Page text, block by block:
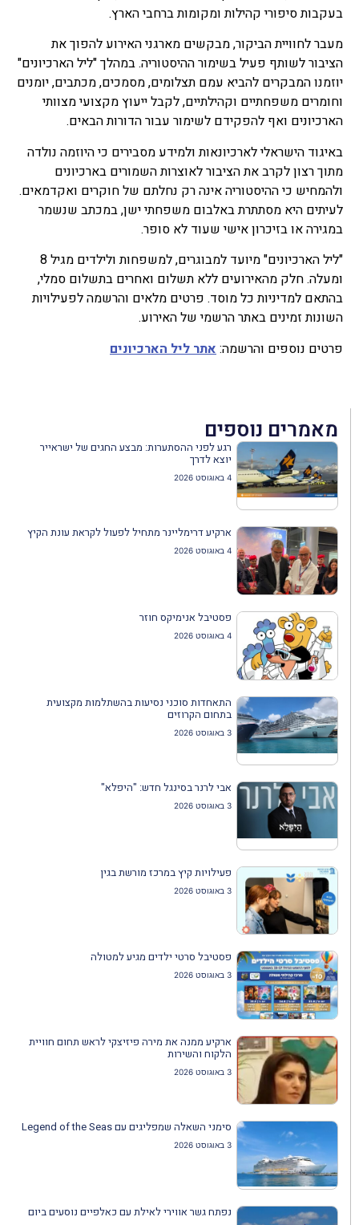
בעקבות סיפורי קהילות ומקומות ברחבי הארץ.
מעבר לחוויית הביקור, מבקשים מארגני האירוע להפוך את
הציבור לשותף פעיל בשימור ההיסטוריה. במהלך "ליל הארכיונים"
יוזמנו המבקרים להביא עמם תצלומים, מסמכים, מכתבים, יומנים
וחומרים משפחתיים וקהילתיים, לקבל ייעוץ מקצועי מצוותי
הארכיונים ואף להפקידם לשימור עבור הדורות הבאים.
באיגוד הישראלי לארכיונאות ולמידע מסבירים כי היוזמה נולדה
מתוך רצון לקרב את הציבור לאוצרות השמורים בארכיונים
ולהמחיש כי ההיסטוריה אינה רק נחלתם של חוקרים ואקדמאים.
לעיתים היא מסתתרת באלבום משפחתי ישן, במכתב שנשמר
במגירה או בזיכרון אישי שעוד לא סופר.
"ליל הארכיונים" מיועד למבוגרים, למשפחות ולילדים מגיל 8
ומעלה. חלק מהאירועים ללא תשלום ואחרים בתשלום סמלי,
בהתאם למדיניות כל מוסד. פרטים מלאים והרשמה לפעילויות
השונות זמינים באתר הרשמי של האירוע.
פרטים נוספים והרשמה: אתר ליל הארכיונים
מאמרים נוספים
רגע לפני ההסתערות: מבצע החגים של ישראייר
יוצא לדרך
4 באוגוסט 2026
ארקיע דרימליינר מתחיל לפעול לקראת עונת הקיץ
4 באוגוסט 2026
פסטיבל אנימיקס חוזר
4 באוגוסט 2026
התאחדות סוכני נסיעות בהשתלמות מקצועית
בתחום הקרוזים
3 באוגוסט 2026
אבי לרנר בסינגל חדש: "היפלא"
3 באוגוסט 2026
פעילויות קיץ במרכז מורשת בגין
3 באוגוסט 2026
פסטיבל סרטי ילדים מגיע למטולה
3 באוגוסט 2026
ארקיע ממנה את מירה פיזיצקי לראש תחום חוויית
הלקוח והשירות
3 באוגוסט 2026
סימני השאלה שמפליגים עם Legend of the Seas
3 באוגוסט 2026
נפתח גשר אווירי לאילת עם כאלפיים נוסעים ביום